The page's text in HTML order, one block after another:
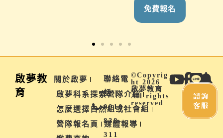
免費報名
啟夢教
育
關於啟夢
啟夢科系探索營隊介紹
怎麼選擇自然組或社會組
營隊報名頁
媒體報導
聯絡電
話 |
0910-
838-
311
©Copyrig
ht 2026
啟夢教育
All rights
reserved
諮詢
客服